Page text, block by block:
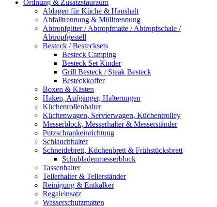
Ordnung & Zusatzstauraum
Ablagen für Küche & Haushalt
Abfalltrennung & Mülltrennung
Abtropfgitter / Abtropfmatte / Abtropfschale /
Abtropfgestell
Besteck / Bestecksets
Besteck Camping
Besteck Set Kinder
Grill Besteck / Steak Besteck
Besteckkoffer
Boxen & Kästen
Haken, Aufgänger, Halterungen
Küchenrollenhalter
Küchenwagen, Servierwagen, Küchentrolley
Messerblock, Messerhalter & Messerständer
Putzschrankeinrichtung
Schlauchhalter
Schneidebrett, Küchenbrett & Frühstücksbrett
Schubladenmesserblock
Tassenhalter
Tellerhalter & Tellerständer
Reinigung & Entkalker
Regaleinsatz
Wasserschutzmatten